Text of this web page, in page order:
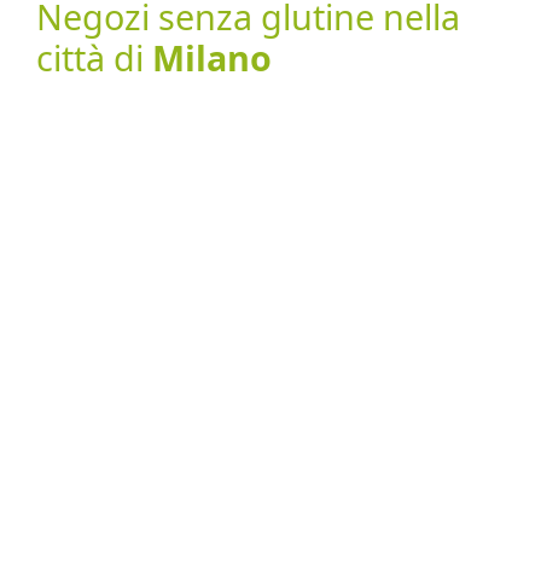
Negozi senza glutine nella
città di Milano